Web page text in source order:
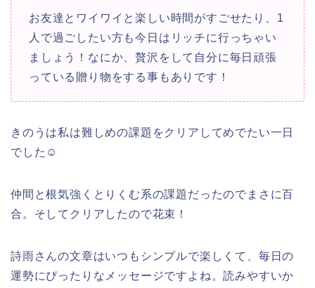
お友達とワイワイと楽しい時間がすごせたり、1
人で過ごしたい方も今日はリッチに行っちゃい
ましょう！なにか、贅沢をして自分に毎日頑張
っている贈り物をする事もありです！
きのうは私は難しめの課題をクリアしてめでたい一日
でした☺
仲間と根気強くとりくむ系の課題だったのでまさに百
合。そしてクリアしたので花束！
詩雨さんの文章はいつもシンプルで楽しくて、毎日の
運勢にぴったりなメッセージですよね。読みやすいか